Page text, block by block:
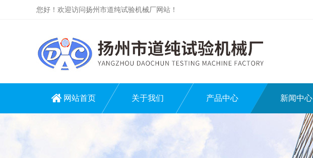
您好！欢迎访问扬州市道纯试验机械厂网站！
网站首页 关于我们 产品中心 新闻中心